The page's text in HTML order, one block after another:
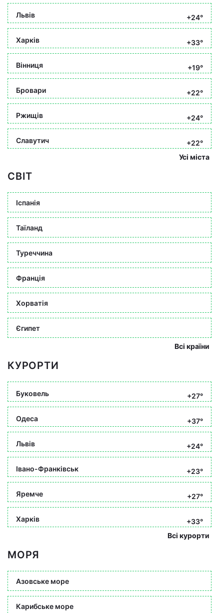
Львів +24°
Харків +33°
Вінниця +19°
Бровари +22°
Ржищів +24°
Славутич
+22°
Усі міста
СВІТ
Іспанія
Таїланд
Туреччина
Франція
Хорватія
Єгипет
Всі країни
КУРОРТИ
Буковель +27°
Одеса +37°
Львів +24°
Івано-Франківськ +23°
Яремче +27°
Харків
+33°
Всі курорти
МОРЯ
Азовське море
Карибське море